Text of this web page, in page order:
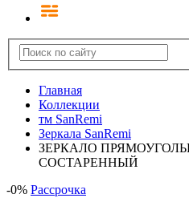
Главная
Коллекции
тм SanRemi
Зеркала SanRemi
ЗЕРКАЛО
СОСТАРЕННЫЙ
-0% Рассрочка